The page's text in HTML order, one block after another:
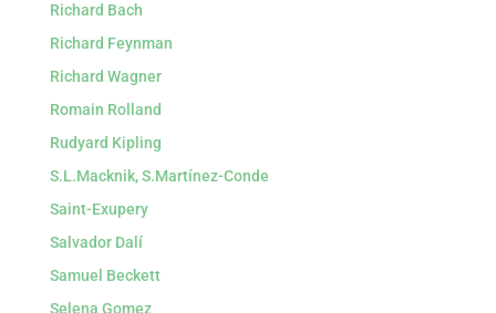
Richard Bach
Richard Feynman
Richard Wagner
Romain Rolland
Rudyard Kipling
S.L.Macknik, S.Martínez-Conde
Saint-Exupery
Salvador Dalí
Samuel Beckett
Selena Gomez